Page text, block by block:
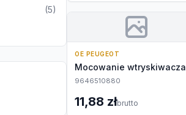
(5)
OE PEUGEOT
Mocowanie wtryskiwacza
9646510880
11,88 złbrutto